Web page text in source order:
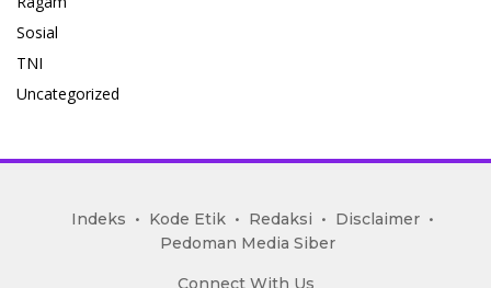
Sosial
TNI
Uncategorized
mediakoran.com
Indeks Kode Etik Redaksi
Disclaimer
Pedoman Media Siber